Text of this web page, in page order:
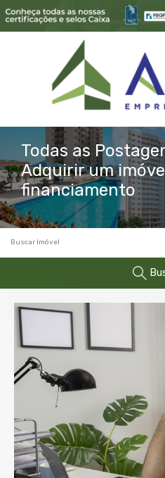
Todas as
Adquirir um
financiamento
Buscar Imóvel